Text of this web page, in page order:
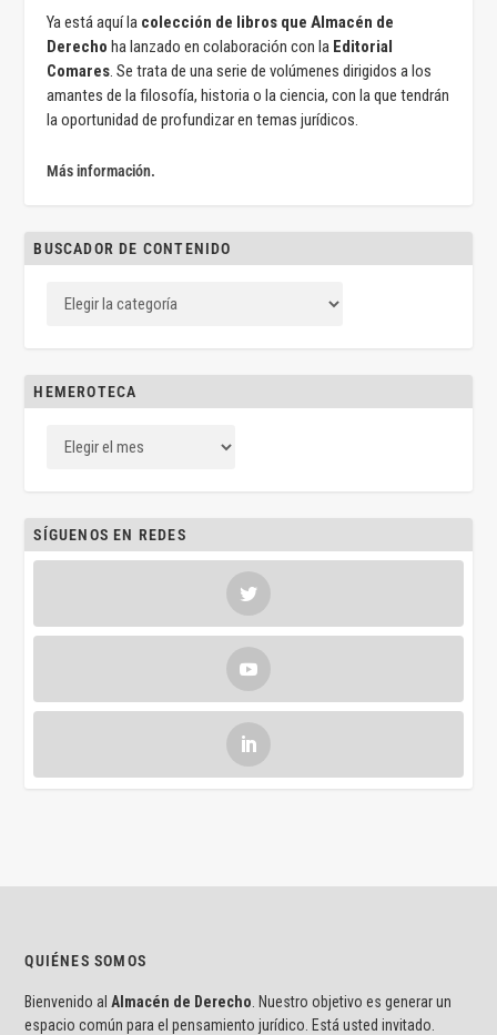
Ya está aquí la colección de libros que Almacén de
Derecho ha lanzado en colaboración con la Editorial
Comares. Se trata de una serie de volúmenes dirigidos a los
amantes de la filosofía, historia o la ciencia, con la que tendrán
la oportunidad de profundizar en temas jurídicos.
Más información.
BUSCADOR DE CONTENIDO
HEMEROTECA
SÍGUENOS EN REDES
QUIÉNES SOMOS
Bienvenido al Almacén de Derecho . Nuestro objetivo es generar un
espacio común para el pensamiento jurídico. Está usted invitado.